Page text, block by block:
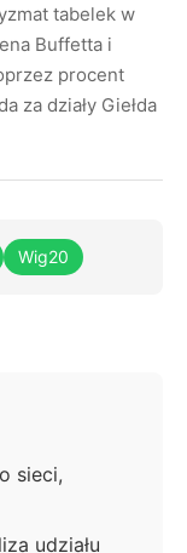
tabelek w
Buffetta i
procent
za działy Giełda
Wig20
sieci,
udziału